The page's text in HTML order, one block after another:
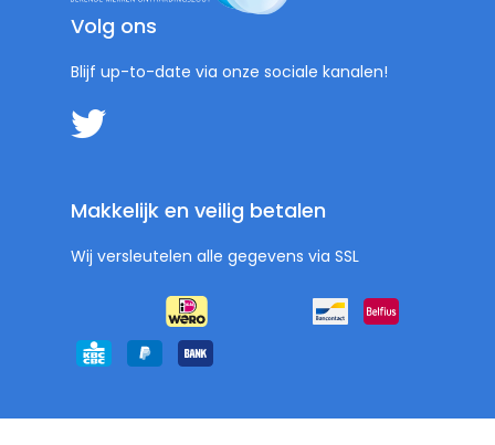
Volg ons
Blijf up-to-date via onze sociale kanalen!
Makkelijk en veilig betalen
Wij versleutelen alle gegevens via SSL